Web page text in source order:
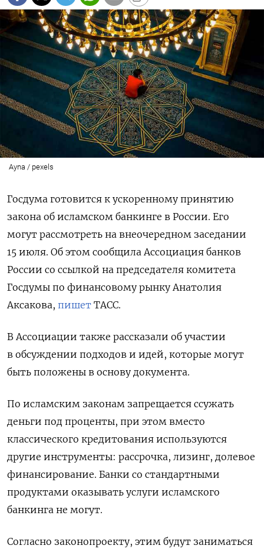
Ayna / pexels
Госдума готовится к ускоренному принятию
закона об исламском банкинге в России. Его
могут рассмотреть на внеочередном заседании
15 июля. Об этом сообщила Ассоциация банков
России со ссылкой на председателя комитета
Госдумы по финансовому рынку Анатолия
Аксакова, пишет ТАСС.
В Ассоциации также рассказали об участии
в обсуждении подходов и идей, которые могут
быть положены в основу документа.
По исламским законам запрещается ссужать
деньги под проценты, при этом вместо
классического кредитования используются
другие инструменты: рассрочка, лизинг, долевое
финансирование. Банки со стандартными
продуктами оказывать услуги исламского
банкинга не могут.
Согласно законопроекту, этим будут заниматься